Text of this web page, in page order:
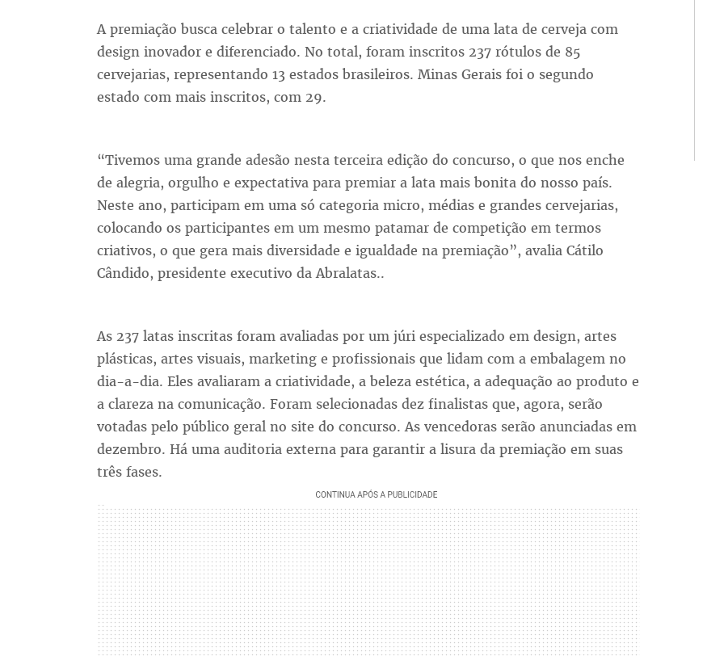
A premiação busca celebrar o talento e a criatividade de uma lata de cerveja com
design inovador e diferenciado. No total, foram inscritos 237 rótulos de 85
cervejarias, representando 13 estados brasileiros. Minas Gerais foi o segundo
estado com mais inscritos, com 29.
“Tivemos uma grande adesão nesta terceira edição do concurso, o que nos enche
de alegria, orgulho e expectativa para premiar a lata mais bonita do nosso país.
Neste ano, participam em uma só categoria micro, médias e grandes cervejarias,
colocando os participantes em um mesmo patamar de competição em termos
criativos, o que gera mais diversidade e igualdade na premiação”, avalia Cátilo
Cândido, presidente executivo da Abralatas..
As 237 latas inscritas foram avaliadas por um júri especializado em design, artes
plásticas, artes visuais, marketing e profissionais que lidam com a embalagem no
dia-a-dia. Eles avaliaram a criatividade, a beleza estética, a adequação ao produto e
a clareza na comunicação. Foram selecionadas dez finalistas que, agora, serão
votadas pelo público geral no site do concurso. As vencedoras serão anunciadas em
dezembro. Há uma auditoria externa para garantir a lisura da premiação em suas
três fases.